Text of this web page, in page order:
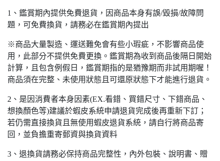
1、鑑賞期內提供免費退貨，因商品本身有誤/毀損/故障問
題，可免費換貨，請務必在鑑賞期內提出
※商品大量製造、運送難免會有些小瑕疵，不影響商品使
用，此部分不提供免費更換。鑑賞期為收到商品後隔日開始
計算，且包含例假日，鑑賞期指的是猶豫期而非試用期喔！
商品須在完整、未使用狀態且可還原狀態下才能進行退貨。
2、是因消費者本身因素(EX.看錯、買錯尺寸、下錯商品、
想換顏色等)建議於蝦皮系統申請退貨完成後再重新下訂；
若仍需直接換貨且無使用蝦皮退貨系統，請自行將商品寄
回，並負擔重寄郵資與換貨資料
3、退換貨請務必保持商品完整性，內外包裝、說明書、贈